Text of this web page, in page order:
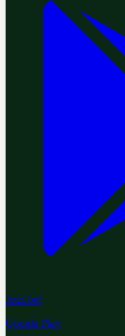
Jetzt bei
Google Play